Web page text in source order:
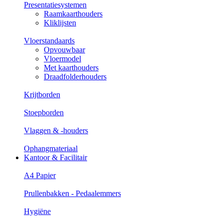
Presentatiesystemen
Raamkaarthouders
Kliklijsten
Vloerstandaards
Opvouwbaar
Vloermodel
Met kaarthouders
Draadfolderhouders
Krijtborden
Stoepborden
Vlaggen & -houders
Ophangmateriaal
Kantoor & Facilitair
A4 Papier
Prullenbakken - Pedaalemmers
Hygiëne